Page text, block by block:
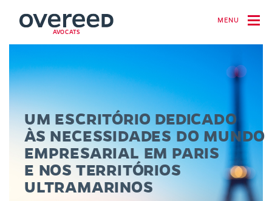
MENU
AVOCATS
UM ESCRITÓRIO DEDICADO
ÀS NECESSIDADES DO MUNDO
EMPRESARIAL EM PARIS
E NOS TERRITÓRIOS
ULTRAMARINOS